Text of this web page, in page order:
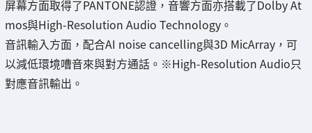
屏幕方面取得了PANTONE認證，音響方面亦搭載了Dolby At
mos與High-Resolution Audio Technology。
音訊輸入方面，配合AI noise cancelling與3D MicArray，可
以減低環境嘈音來與對方通話。※High-Resolution Audio只
對應音訊輸出。